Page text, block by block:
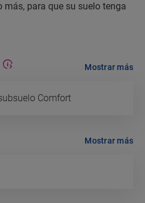
para que su suelo tenga
Comfort
Mostrar más
Mostrar más